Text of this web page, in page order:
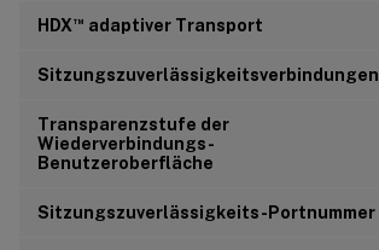
HDX™ adaptiver Transport
Sitzungszuverlässigkeitsverbindungen
Transparenzstufe der
Wiederverbindungs-
Benutzeroberfläche
Sitzungszuverlässigkeits-Portnummer